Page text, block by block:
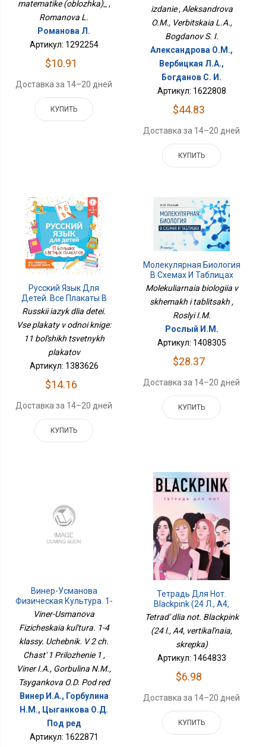
matematike (oblozhka)_ ,
Romanova L.
Романова Л.
Артикул: 1292254
$10.91
Доставка за 14–20 дней
КУПИТЬ
izdanie , Aleksandrova
O.M., Verbitskaia L.A.,
Bogdanov S. I.
Александрова О.М.,
Вербицкая Л.А.,
Богданов С. И.
Артикул: 1622808
$44.83
Доставка за 14–20 дней
КУПИТЬ
Русский Язык Для
Детей. Все Плакаты В
Одной Книге: 11
Больших Цветных
Плакатов
Russkii iazyk dlia detei.
Vse plakaty v odnoi knige:
11 bol'shikh tsvetnykh
plakatov
Артикул: 1383626
$14.16
Доставка за 14–20 дней
КУПИТЬ
Молекулярная Биология
В Схемах И Таблицах
Molekuliarnaia biologiia v
skhemakh i tablitsakh ,
Roslyi I.M.
Рослый И.М.
Артикул: 1408305
$28.37
Доставка за 14–20 дней
КУПИТЬ
Винер-Усманова
Физическая Культура. 1-
4 Классы. Учебник. В 2 Ч.
Viner-Usmanova
Fizicheskaia kul'tura. 1-4
klassy. Uchebnik. V 2 ch.
Chast' 1 Prilozhenie 1 ,
Viner I.A., Gorbulina N.M.,
Tsygankova O.D. Pod red
Винер И.А., Горбулина
Н.М., Цыганкова О.Д.
Под ред
Артикул: 1622871
Тетрадь Для Нот.
Blackpink (24 Л., А4,
Вертикальная, Скрепка)
Tetrad' dlia not. Blackpink
(24 l., A4, vertikal'naia,
skrepka)
Артикул: 1464833
$6.98
Доставка за 14–20 дней
КУПИТЬ